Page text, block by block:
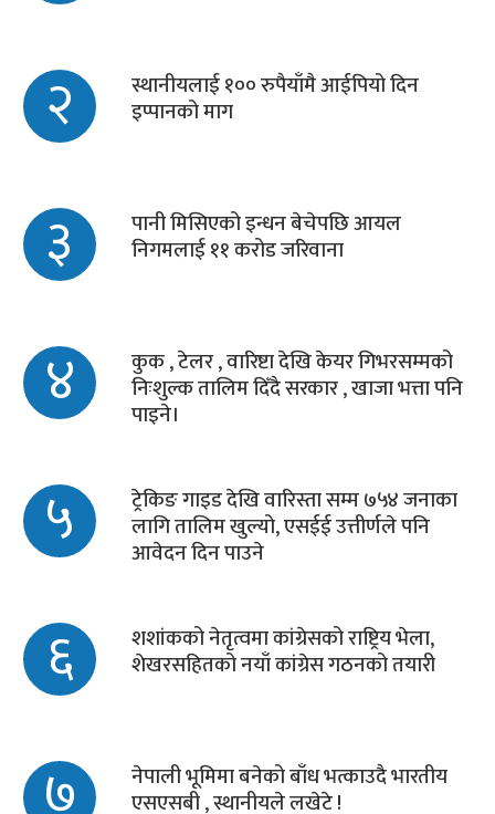
२
स्थानीयलाई १०० रुपैयाँमै आईपियो दिन
इप्पानको माग
३ पानी मिसिएको इन्धन बेचेपछि आयल
निगमलाई ११ करोड जरिवाना
४ कुक , टेलर , वारिष्टा देखि केयर गिभरसम्मको
निःशुल्क तालिम दिँदै सरकार , खाजा भत्ता पनि
पाइने।
५ ट्रेकिङ गाइड देखि वारिस्ता सम्म ७५४ जनाका
लागि तालिम खुल्यो, एसईई उत्तीर्णले पनि
आवेदन दिन पाउने
६ शशांकको नेतृत्वमा कांग्रेसको राष्ट्रिय भेला,
शेखरसहितको नयाँ कांग्रेस गठनको तयारी
नेपाली भूमिमा बनेको बाँध भत्काउदै भारतीय
एसएसबी , स्थानीयले लखेटे !